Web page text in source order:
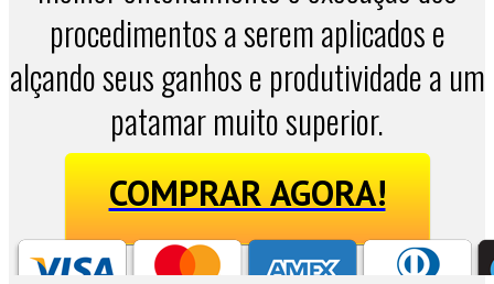
procedimentos a serem aplicados e
alçando seus ganhos e produtividade a um
patamar muito superior.
COMPRAR AGORA!